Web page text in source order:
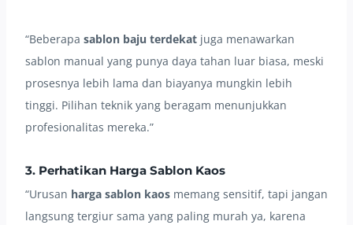
“Beberapa sablon baju terdekat juga menawarkan
sablon manual yang punya daya tahan luar biasa, meski
prosesnya lebih lama dan biayanya mungkin lebih
tinggi. Pilihan teknik yang beragam menunjukkan
profesionalitas mereka.”
3. Perhatikan Harga Sablon Kaos
“Urusan harga sablon kaos memang sensitif, tapi jangan
langsung tergiur sama yang paling murah ya, karena